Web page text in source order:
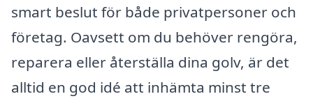
smart beslut för både privatpersoner och
företag. Oavsett om du behöver rengöra,
reparera eller återställa dina golv, är det
alltid en god idé att inhämta minst tre